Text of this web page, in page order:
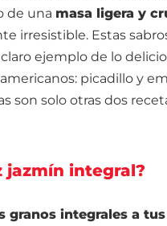
de una masa ligera y
irresistible. Estas
ejemplo de lo
picadillo y
son solo otras dos
jazmín integral?
granos integrales a